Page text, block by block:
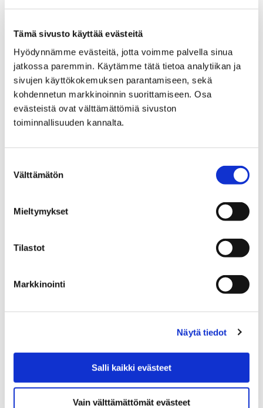
Tämä sivusto käyttää evästeitä
Hyödynnämme evästeitä, jotta voimme palvella sinua
jatkossa paremmin. Käytämme tätä tietoa analytiikan ja
sivujen käyttökokemuksen parantamiseen, sekä
kohdennetun markkinoinnin suorittamiseen. Osa
evästeistä ovat välttämättömiä sivuston
toiminnallisuuden kannalta.
valinta
Välttämätön
Mieltymykset
Tilastot
Markkinointi
Näytä tiedot
Salli kaikki evästeet
Vain välttämättömät evästeet
Etusivu Kaupunki ja hallinto
Ota yhteyttä
Kaupungin asiointipalvelut
Porin kaupungin asiakaspalvelu
Porin brändituotteet
Tulevat näyttelyt
Tulevat näyttelyt
Vapaa-aika
Kulttuuri
Ohjeita taiteilijoille